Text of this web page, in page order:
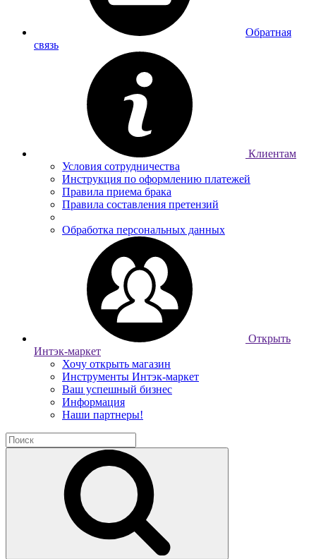
Обратная
связь
Клиентам
Условия сотрудничества
Инструкция по оформлению платежей
Правила приема брака
Правила составления претензий
Обработка персональных данных
Открыть
Интэк-маркет
Хочу открыть магазин
Инструменты Интэк-маркет
Ваш успешный бизнес
Информация
Наши партнеры!